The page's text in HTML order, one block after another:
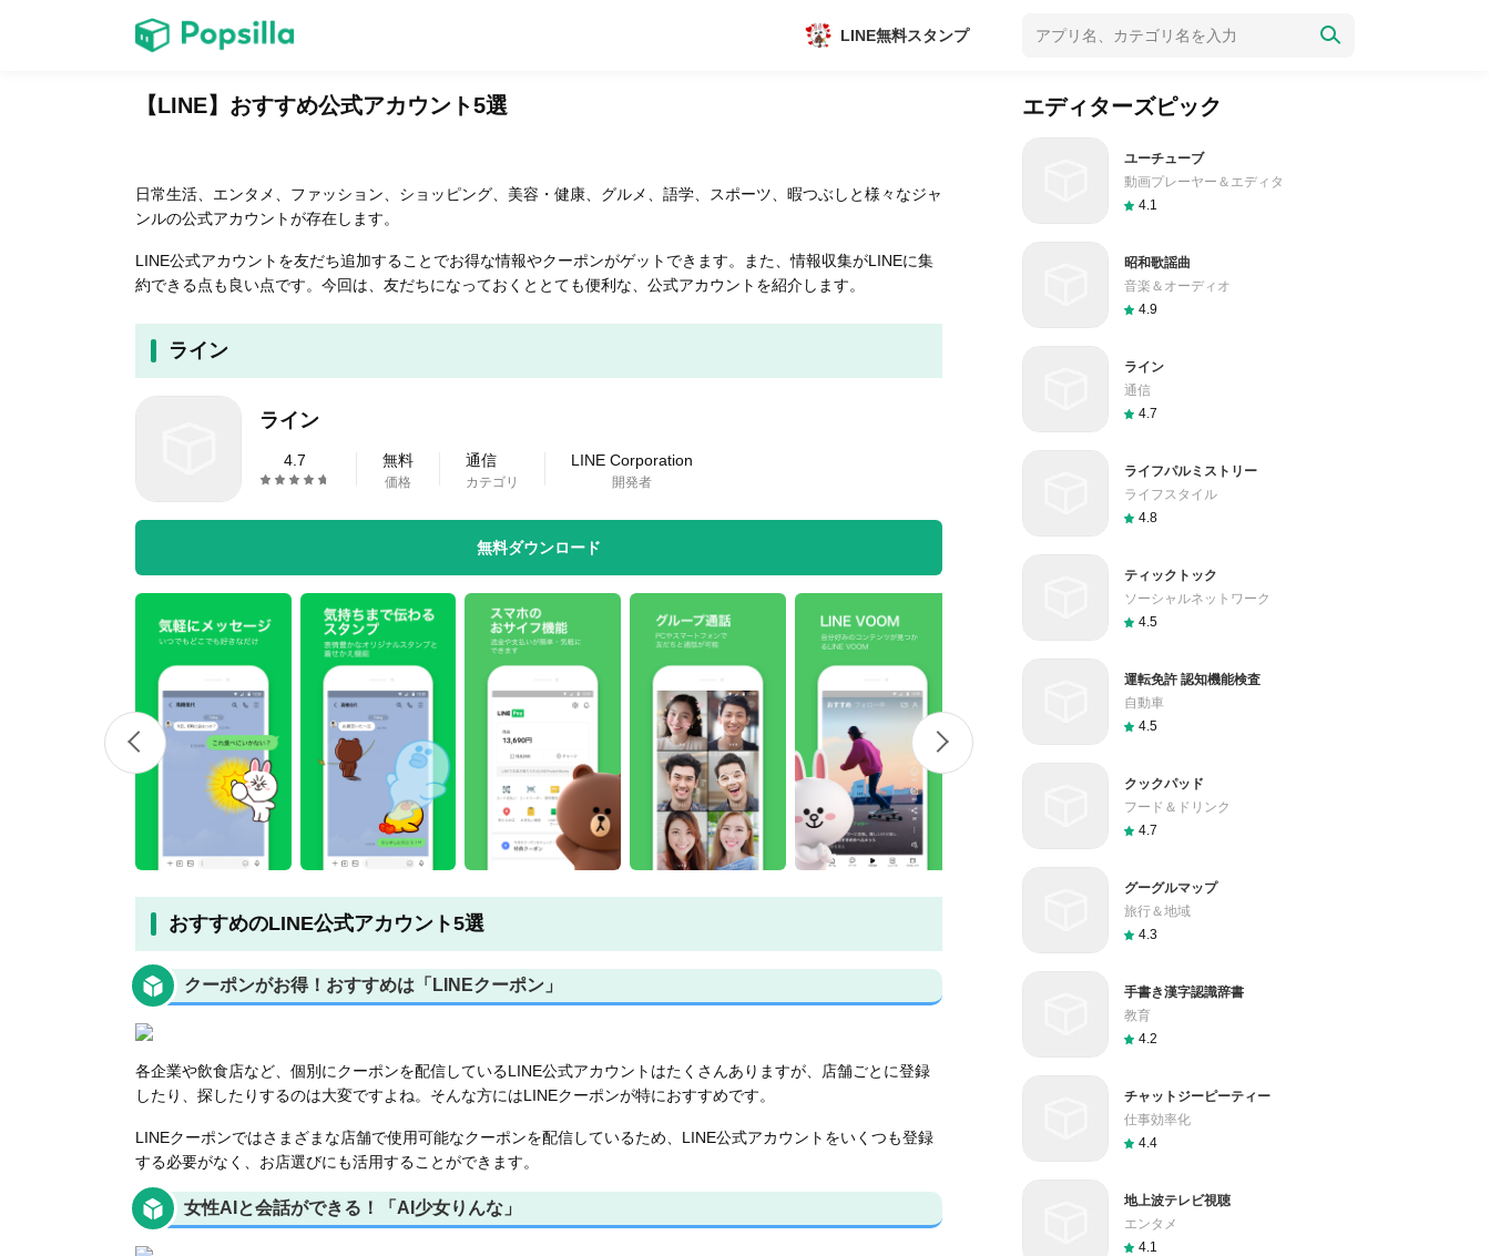
数独無料ゲーム
LINE無料スタンプ
【LINE】おすすめ公式アカウント5選
日常生活、エンタメ、ファッション、ショッピング、美容・健康、グルメ、語学、スポーツ、暇つぶしと様々なジャ
ンルの公式アカウントが存在します。
LINE公式アカウントを友だち追加することでお得な情報やクーポンがゲットできます。また、情報収集がLINEに集
約できる点も良い点です。今回は、友だちになっておくととても便利な、公式アカウントを紹介します。
ライン
ライン
4.7 無料
価格
通信
カテゴリ
LINE Corporation
開発者
無料ダウンロード
おすすめのLINE公式アカウント5選
クーポンがお得！おすすめは「LINEクーポン」
各企業や飲食店など、個別にクーポンを配信しているLINE公式アカウントはたくさんありますが、店舗ごとに登録
したり、探したりするのは大変ですよね。そんな方にはLINEクーポンが特におすすめです。
LINEクーポンではさまざまな店舗で使用可能なクーポンを配信しているため、LINE公式アカウントをいくつも登録
する必要がなく、お店選びにも活用することができます。
女性AIと会話ができる！「AI少女りんな」
エディターズピック
ユーチューブ
動画プレーヤー＆エディタ
4.1
昭和歌謡曲
音楽＆オーディオ
4.9
ライン
通信
4.7
ライフパルミストリー
ライフスタイル
4.8
ティックトック
ソーシャルネットワーク
4.5
運転免許 認知機能検査
自動車
4.5
クックパッド
フード＆ドリンク
4.7
グーグルマップ
旅行＆地域
4.3
手書き漢字認識辞書
教育
4.2
チャットジーピーティー
仕事効率化
4.4
地上波テレビ視聴
エンタメ
4.1